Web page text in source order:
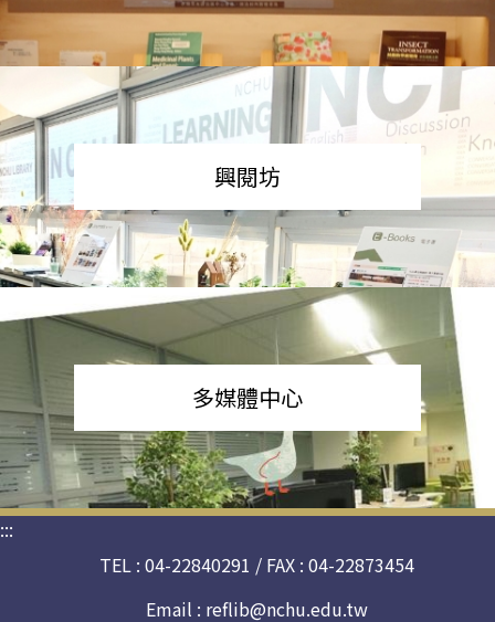
興閱坊
多媒體中心
:::
TEL : 04-22840291 / FAX : 04-22873454
Email : reflib@nchu.edu.tw